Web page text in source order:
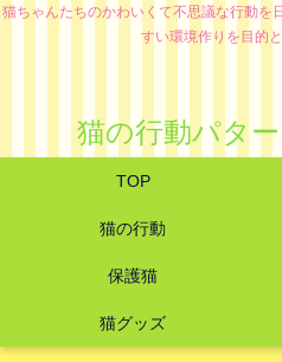
猫ちゃんたちのかわいくて不思議な行動を
すい環境作りを目的
猫の行動パタ
TOP
猫の行動
保護猫
猫グッズ